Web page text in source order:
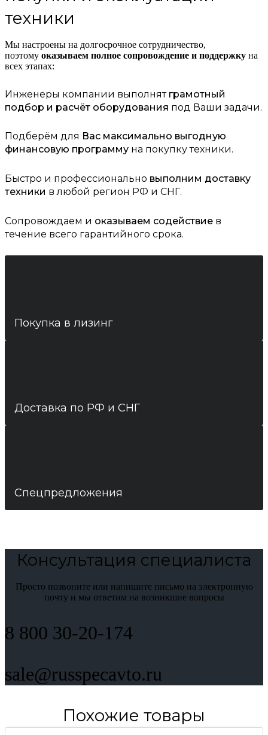
техники
Мы настроены на долгосрочное сотрудничество,
поэтому оказываем полное сопровождение и поддержку на
всех этапах:
Инженеры компании выполнят грамотный
подбор и расчёт оборудования под Ваши задачи.
Подберём для Вас максимально выгодную
финансовую программу на покупку техники.
Быстро и профессионально выполним доставку
техники в любой регион РФ и СНГ.
Сопровождаем и оказываем содействие в
течение всего гарантийного срока.
Покупка в лизинг
Доставка по РФ и СНГ
Спецпредложения
Консультация специалиста
Просто позвоните или напишите письмо на электронную
почту и мы ответим на возникшие вопросы
8 800 30-20-174
sale@russpecavto.ru
Похожие товары